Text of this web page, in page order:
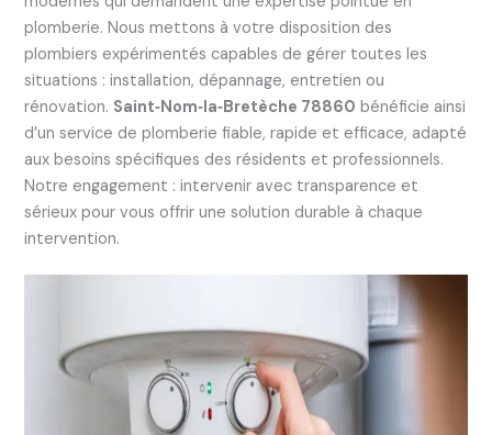
plomberie. Nous mettons à votre disposition des
plombiers expérimentés capables de gérer toutes les
situations : installation, dépannage, entretien ou
rénovation. Saint‑Nom‑la‑Bretèche 78860 bénéficie ainsi
d’un service de plomberie fiable, rapide et efficace, adapté
aux besoins spécifiques des résidents et professionnels.
Notre engagement : intervenir avec transparence et
sérieux pour vous offrir une solution durable à chaque
intervention.